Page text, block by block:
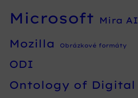
Microsoft Mira AI
Mozilla Obrázkové formáty
ODI
Ontology of Digital